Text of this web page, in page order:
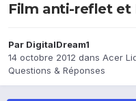
Film anti-reflet et
Par DigitalDream1
14 octobre 2012 dans Acer
Questions & Réponses